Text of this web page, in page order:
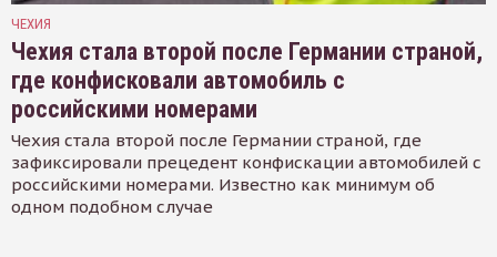
ЧЕХИЯ
Чехия стала второй после Германии страной,
где конфисковали автомобиль с
российскими номерами
Чехия стала второй после Германии страной, где
зафиксировали прецедент конфискации автомобилей с
российскими номерами. Известно как минимум об
одном подобном случае